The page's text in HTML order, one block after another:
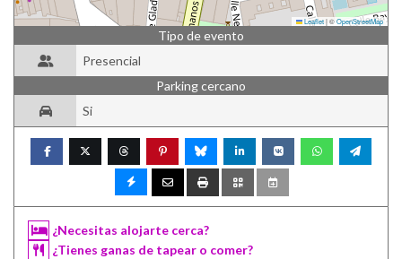
Leaflet|©OpenStreetMap
Tipo de evento
Presencial
Parking cercano
Si
¿Necesitas alojarte cerca?
¿Tienes ganas de tapear o comer?